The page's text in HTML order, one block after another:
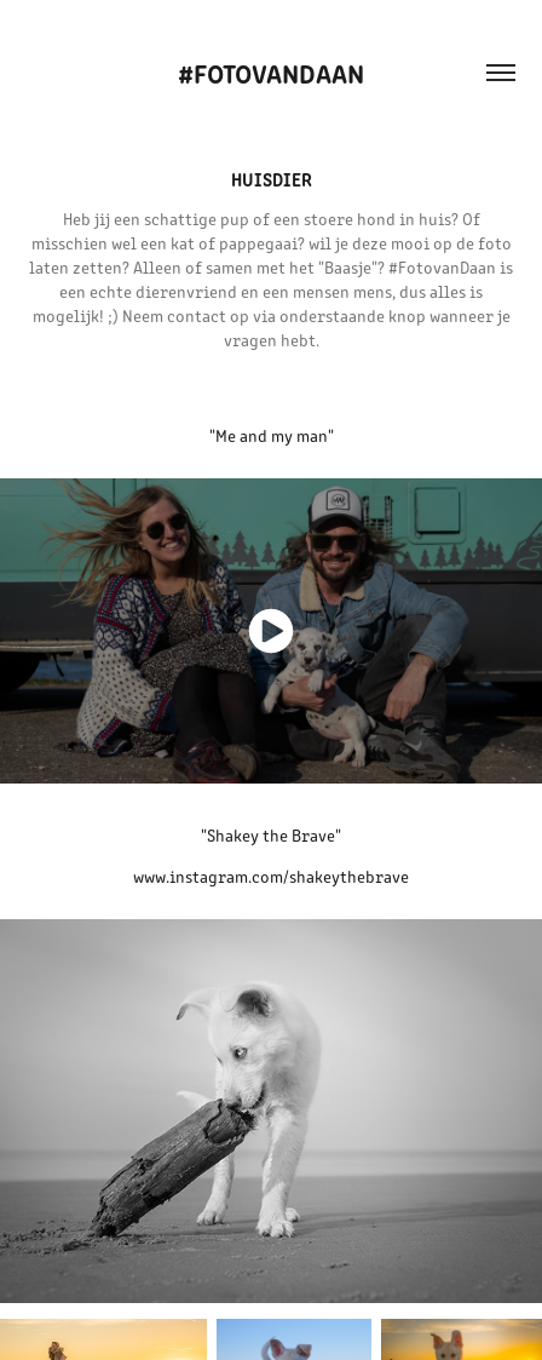
#FOTOVANDAAN
HUISDIER
Heb jij een schattige pup of een stoere hond in huis? Of
misschien wel een kat of pappegaai? wil je deze mooi op de foto
laten zetten? Alleen of samen met het "Baasje"? #FotovanDaan is
een echte dierenvriend en een mensen mens, dus alles is
mogelijk! ;) Neem contact op via onderstaande knop wanneer je
vragen hebt.
"Me and my man"
"Shakey the Brave"
www.instagram.com/shakeythebrave